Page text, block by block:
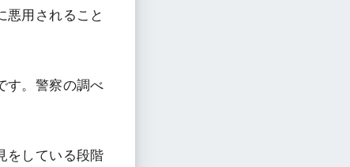
悪用されること
す。警察の調べ
をしている段階